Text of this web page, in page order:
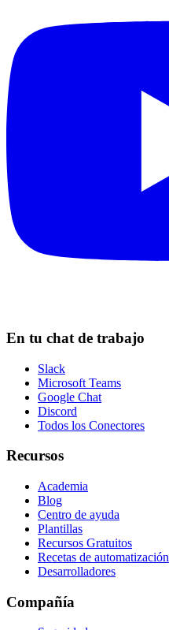
En tu chat de trabajo
Slack
Microsoft Teams
Google Chat
Discord
Todos los Conectores
Recursos
Academia
Blog
Centro de ayuda
Plantillas
Recursos Gratuitos
Recetas de automatización
Desarrolladores
Compañía